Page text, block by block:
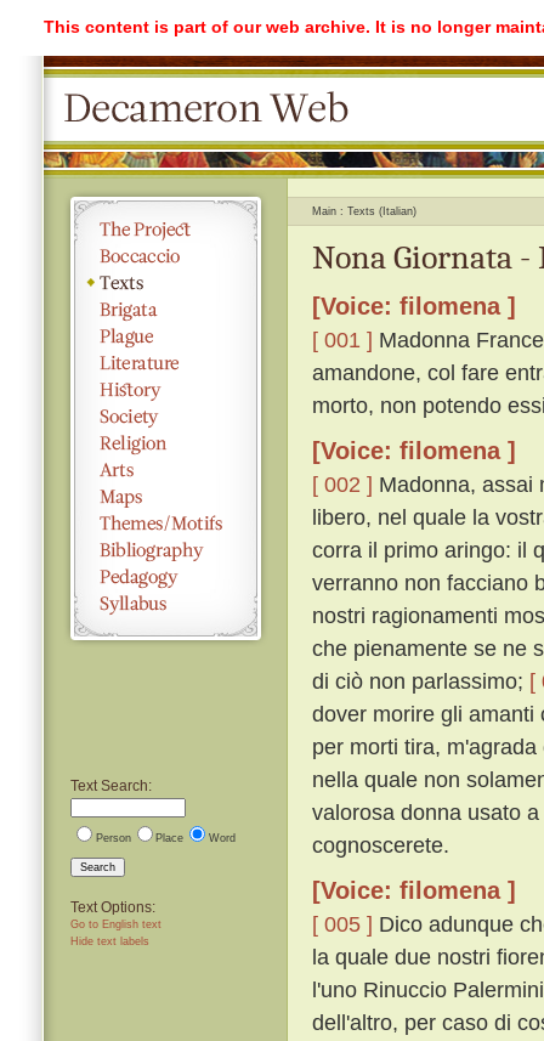
This content is part of our web archive. It is no longer
Text Search:
Person Place Word
Search
Text Options:
Go to English text
Hide text labels
Main Texts (Italian)
Nona Giornata
[Voice: filomena ]
[ 001 ] Madonna
amandone, col fare
morto, non potendo
[Voice: filomena ]
[ 002 ] Madonna, assai
libero, nel quale la
corra il primo aringo: il
verranno non facciano
nostri ragionamenti
che pienamente se ne
di ciò non parlassimo; [
dover morire gli amanti
per morti tira,
nella quale non
valorosa donna usato
cognoscerete.
[Voice: filomena ]
[ 005 ] Dico adunque
la quale due nostri
l'uno Rinuccio
dell'altro, per caso di